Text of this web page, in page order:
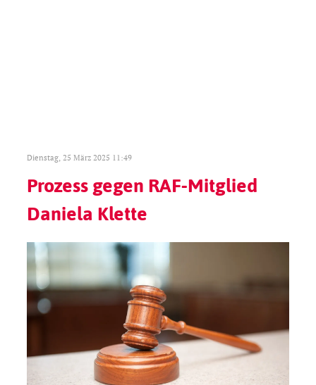
Dienstag, 25 März 2025 11:49
Prozess gegen RAF-Mitglied
Daniela Klette